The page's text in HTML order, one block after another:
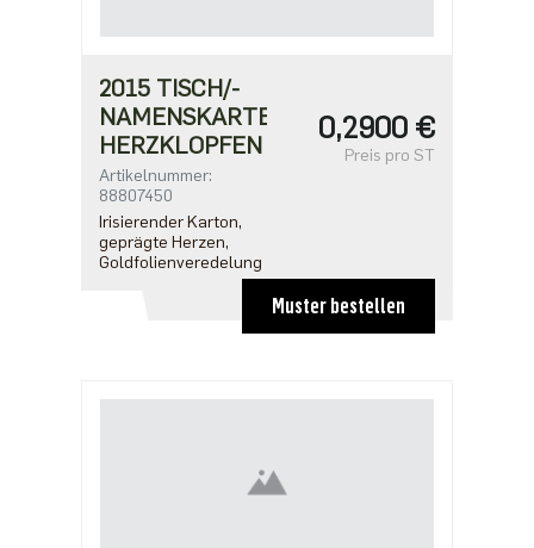
2015 TISCH/-
NAMENSKARTE
HERZKLOPFEN
Artikelnummer:
88807450
Irisierender Karton,
geprägte Herzen,
Goldfolienveredelung
0,2900 €
Preis pro ST
Muster bestellen